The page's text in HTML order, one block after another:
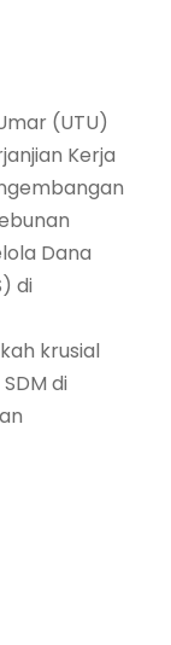
(UTU)
Kerja
Dana
di
krusial
di